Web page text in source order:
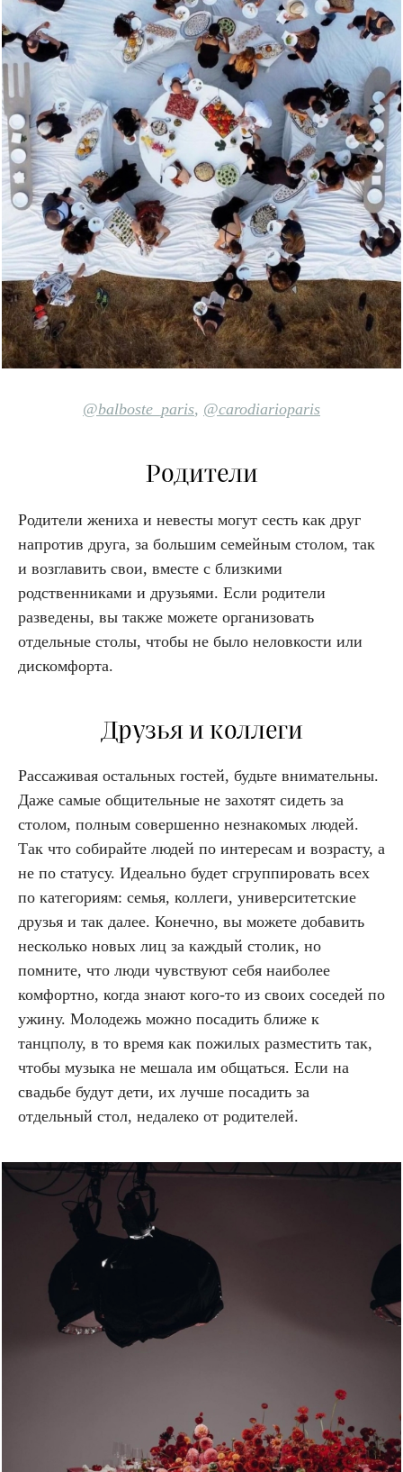
@balboste_paris, @carodiarioparis
Родители
Родители жениха и невесты могут сесть как друг
напротив друга, за большим семейным столом, так
и возглавить свои, вместе с близкими
родственниками и друзьями. Если родители
разведены, вы также можете организовать
отдельные столы, чтобы не было неловкости или
дискомфорта.
Друзья и коллеги
Рассаживая остальных гостей, будьте внимательны.
Даже самые общительные не захотят сидеть за
столом, полным совершенно незнакомых людей.
Так что собирайте людей по интересам и возрасту, а
не по статусу. Идеально будет сгруппировать всех
по категориям: семья, коллеги, университетские
друзья и так далее. Конечно, вы можете добавить
несколько новых лиц за каждый столик, но
помните, что люди чувствуют себя наиболее
комфортно, когда знают кого-то из своих соседей по
ужину. Молодежь можно посадить ближе к
танцполу, в то время как пожилых разместить так,
чтобы музыка не мешала им общаться. Если на
свадьбе будут дети, их лучше посадить за
отдельный стол, недалеко от родителей.